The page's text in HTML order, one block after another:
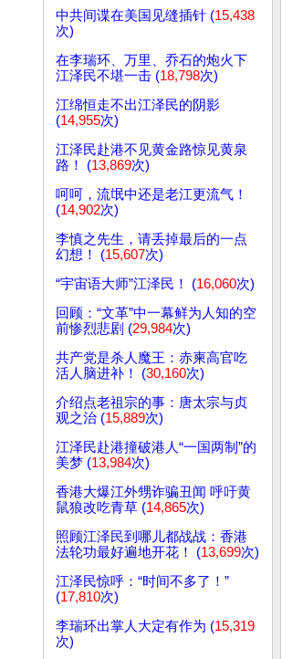
中共间谍在美国见缝插针 (15,438
次)
在李瑞环、万里、乔石的炮火下
江泽民不堪一击 (18,798次)
江绵恒走不出江泽民的阴影
(14,955次)
江泽民赴港不见黄金路惊见黄泉
路！ (13,869次)
呵呵，流氓中还是老江更流气！
(14,902次)
李慎之先生，请丢掉最后的一点
幻想！ (15,607次)
“宇宙语大师”江泽民！ (16,060次)
回顾：“文革”中一幕鲜为人知的空
前惨烈悲剧 (29,984次)
共产党是杀人魔王：赤柬高官吃
活人脑进补！ (30,160次)
介绍点老祖宗的事：唐太宗与贞
观之治 (15,889次)
江泽民赴港撞破港人“一国两制”的
美梦 (13,984次)
香港大爆江外甥诈骗丑闻 呼吁黄
鼠狼改吃青草 (14,865次)
照顾江泽民到哪儿都战战：香港
法轮功最好遍地开花！ (13,699次)
江泽民惊呼：“时间不多了！”
(17,810次)
李瑞环出掌人大定有作为 (15,319
次)